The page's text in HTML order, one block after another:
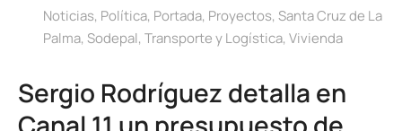
Noticias, Política, Portada, Proyectos, Santa Cruz de La
Palma, Sodepal, Transporte y Logística, Vivienda
Sergio Rodríguez detalla en